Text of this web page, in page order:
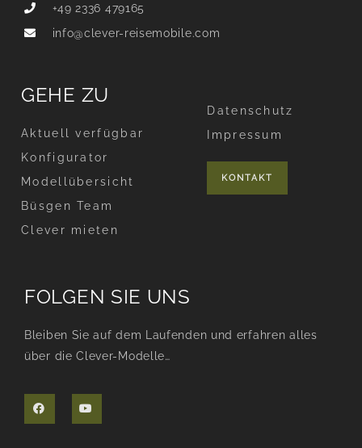
+49 2336 479165
info@clever-reisemobile.com
GEHE ZU
Aktuell verfügbar
Konfigurator
Modellübersicht
Büsgen Team
Clever mieten
Datenschutz
Impressum
KONTAKT
FOLGEN SIE UNS
Bleiben Sie auf dem Laufenden und erfahren alles
über die Clever-Modelle…
F
a
c
Y
o
u